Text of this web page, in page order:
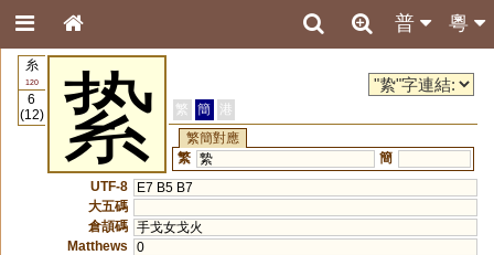
粵
普
糸
120
6
(12)
絷 繁 簡
港
繁簡對應
繁 縶
簡
UTF-8
E7 B5 B7
大五碼
倉頡碼 手戈女戈火
Matthews
0